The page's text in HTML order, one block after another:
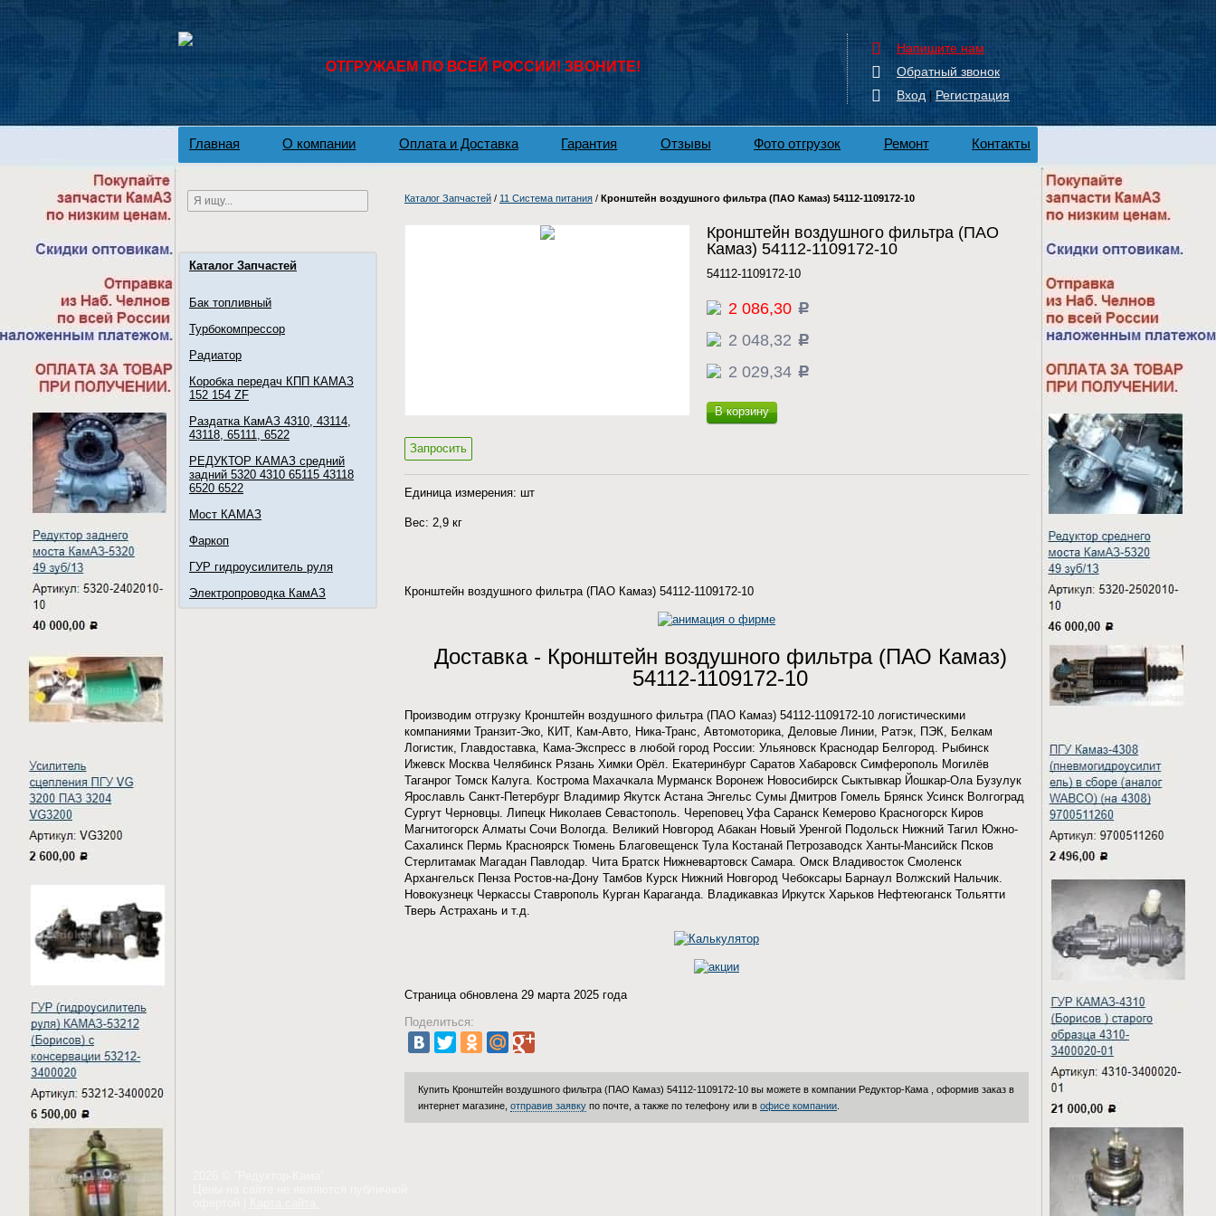
ОТГРУЖАЕМ ПО ВСЕЙ РОССИИ! ЗВОНИТЕ!
Напишите нам
Обратный звонок
Вход | Регистрация
Главная О компании Оплата и Доставка Гарантия Отзывы Фото отгрузок Ремонт Контакты
Каталог Запчастей
Бак топливный
Турбокомпрессор
Радиатор
Коробка передач КПП КАМАЗ
152 154 ZF
Раздатка КамАЗ 4310, 43114,
43118, 65111, 6522
РЕДУКТОР КАМАЗ средний
задний 5320 4310 65115 43118
6520 6522
Мост КАМАЗ
Фаркоп
ГУР гидроусилитель руля
Электропроводка КамАЗ
Каталог Запчастей / 11 Система питания / Кронштейн воздушного фильтра (ПАО Камаз) 54112-1109172-10
Кронштейн воздушного фильтра (ПАО
Камаз) 54112-1109172-10
54112-1109172-10
2 086,30 c
2 048,32 c
2 029,34 c
В корзину
Запросить
Единица измерения: шт
Вес: 2,9 кг
Кронштейн воздушного фильтра (ПАО Камаз) 54112-1109172-10
Доставка - Кронштейн воздушного фильтра (ПАО Камаз)
54112-1109172-10
Производим отгрузку Кронштейн воздушного фильтра (ПАО Камаз) 54112-1109172-10 логистическими
компаниями Транзит-Эко, КИТ, Кам-Авто, Ника-Транс, Автомоторика, Деловые Линии, Ратэк, ПЭК, Белкам
Логистик, Главдоставка, Кама-Экспресс в любой город России: Ульяновск Краснодар Белгород. Рыбинск
Ижевск Москва Челябинск Рязань Химки Орёл. Екатеринбург Саратов Хабаровск Симферополь Могилёв
Таганрог Томск Калуга. Кострома Махачкала Мурманск Воронеж Новосибирск Сыктывкар Йошкар-Ола Бузулук
Ярославль Санкт-Петербург Владимир Якутск Астана Энгельс Сумы Дмитров Гомель Брянск Усинск Волгоград
Сургут Черновцы. Липецк Николаев Севастополь. Череповец Уфа Саранск Кемерово Красногорск Киров
Магнитогорск Алматы Сочи Вологда. Великий Новгород Абакан Новый Уренгой Подольск Нижний Тагил Южно-
Сахалинск Пермь Красноярск Тюмень Благовещенск Тула Костанай Петрозаводск Ханты-Мансийск Псков
Стерлитамак Магадан Павлодар. Чита Братск Нижневартовск Самара. Омск Владивосток Смоленск
Архангельск Пенза Ростов-на-Дону Тамбов Курск Нижний Новгород Чебоксары Барнаул Волжский Нальчик.
Новокузнецк Черкассы Ставрополь Курган Караганда. Владикавказ Иркутск Харьков Нефтеюганск Тольятти
Тверь Астрахань и т.д.
Страница обновлена 29 марта 2025 года
Поделиться:
Купить Кронштейн воздушного фильтра (ПАО Камаз) 54112-1109172-10 вы можете в компании Редуктор-Кама , оформив заказ в
интернет магазине, отправив заявку по почте, а также по телефону или в офисе компании